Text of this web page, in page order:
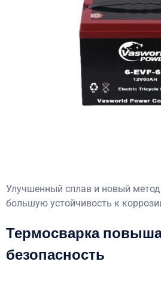
Улучшенный сплав и новый
большую устойчивость к
Термосварка
безопасность